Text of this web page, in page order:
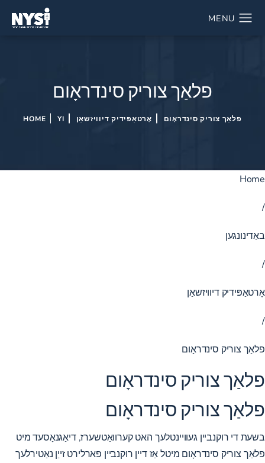
פלאַך צוריק סינדראָום
HOME YI אָרטאַפּידיק דיוויזשאַן פלאַך צוריק סינדראָום
Home
/
באַדינונגען
/
אָרטאַפּידיק דיוויזשאַן
/
פלאַך צוריק סינדראָום
פלאַך צוריק סינדראָום
פלאַך צוריק סינדראָום
בשעת די רוקנביין געוויינטלעך האט קערוואַטשערז, דיאַגנאָסעד מיט
פלאַך צוריק סינדראָום מיטל אַז דיין רוקנביין פארלירט זייַן נאַטירלעך